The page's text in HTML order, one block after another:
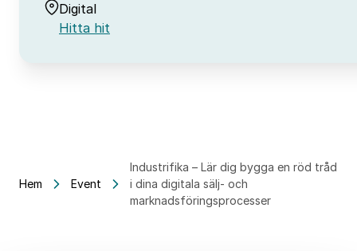
Digital
Hitta hit
Hem Event
Industrifika – Lär dig bygga en röd tråd
i dina digitala sälj- och
marknadsföringsprocesser